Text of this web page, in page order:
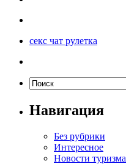
секс чат рулетка
Навигация
Без рубрики
Интересное
Новости туризма